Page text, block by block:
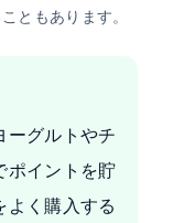
ともあります。
ーグルトやチ
ポイントを貯
よく購入する